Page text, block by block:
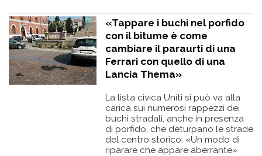
«Tappare i buchi nel porfido
con il bitume è come
cambiare il paraurti di una
Ferrari con quello di una
Lancia Thema»
La lista civica Uniti si può va alla
carica sui numerosi rappezzi dei
buchi stradali, anche in presenza
di porfido, che deturpano le strade
del centro storico: «Un modo di
riparare che appare aberrante»